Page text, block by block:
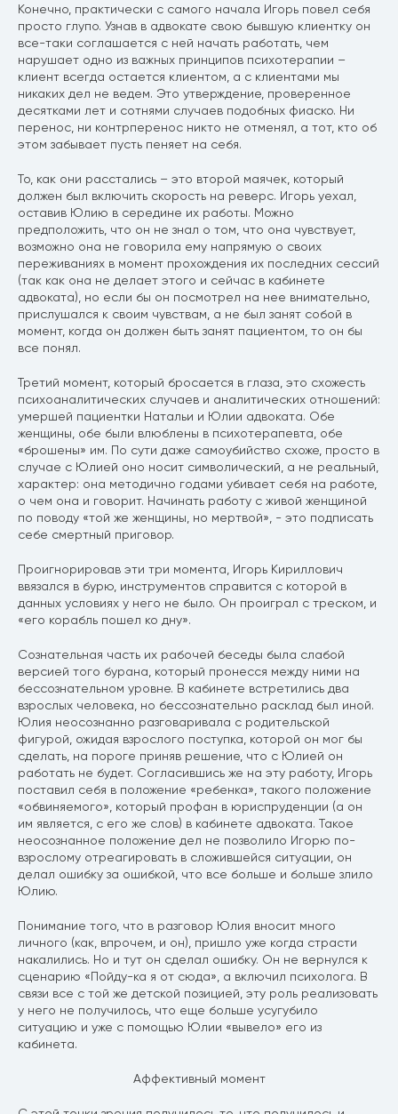
Конечно, практически с самого начала Игорь повел себя
просто глупо. Узнав в адвокате свою бывшую клиентку он
все-таки соглашается с ней начать работать, чем
нарушает одно из важных принципов психотерапии –
клиент всегда остается клиентом, а с клиентами мы
никаких дел не ведем. Это утверждение, проверенное
десятками лет и сотнями случаев подобных фиаско. Ни
перенос, ни контрперенос никто не отменял, а тот, кто об
этом забывает пусть пеняет на себя.
То, как они расстались – это второй маячек, который
должен был включить скорость на реверс. Игорь уехал,
оставив Юлию в середине их работы. Можно
предположить, что он не знал о том, что она чувствует,
возможно она не говорила ему напрямую о своих
переживаниях в момент прохождения их последних сессий
(так как она не делает этого и сейчас в кабинете
адвоката), но если бы он посмотрел на нее внимательно,
прислушался к своим чувствам, а не был занят собой в
момент, когда он должен быть занят пациентом, то он бы
все понял.
Третий момент, который бросается в глаза, это схожесть
психоаналитических случаев и аналитических отношений:
умершей пациентки Натальи и Юлии адвоката. Обе
женщины, обе были влюблены в психотерапевта, обе
«брошены» им. По сути даже самоубийство схоже, просто в
случае с Юлией оно носит символический, а не реальный,
характер: она методично годами убивает себя на работе,
о чем она и говорит. Начинать работу с живой женщиной
по поводу «той же женщины, но мертвой», - это подписать
себе смертный приговор.
Проигнорировав эти три момента, Игорь Кириллович
ввязался в бурю, инструментов справится с которой в
данных условиях у него не было. Он проиграл с треском, и
«его корабль пошел ко дну».
Сознательная часть их рабочей беседы была слабой
версией того бурана, который пронесся между ними на
бессознательном уровне. В кабинете встретились два
взрослых человека, но бессознательно расклад был иной.
Юлия неосознанно разговаривала с родительской
фигурой, ожидая взрослого поступка, которой он мог бы
сделать, на пороге приняв решение, что с Юлией он
работать не будет. Согласившись же на эту работу, Игорь
поставил себя в положение «ребенка», такого положение
«обвиняемого», который профан в юриспруденции (а он
им является, с его же слов) в кабинете адвоката. Такое
неосознанное положение дел не позволило Игорю по-
взрослому отреагировать в сложившейся ситуации, он
делал ошибку за ошибкой, что все больше и больше злило
Юлию.
Понимание того, что в разговор Юлия вносит много
личного (как, впрочем, и он), пришло уже когда страсти
накалились. Но и тут он сделал ошибку. Он не вернулся к
сценарию «Пойду-ка я от сюда», а включил психолога. В
связи все с той же детской позицией, эту роль реализовать
у него не получилось, что еще больше усугубило
ситуацию и уже с помощью Юлии «вывело» его из
кабинета.
Аффективный момент